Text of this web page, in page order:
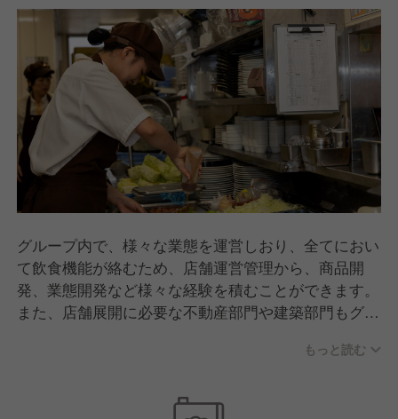
グループ内で、様々な業態を運営しおり、全てにおい
て飲食機能が絡むため、店舗運営管理から、商品開
発、業態開発など様々な経験を積むことができます。
また、店舗展開に必要な不動産部門や建築部門もグル
もっと読む